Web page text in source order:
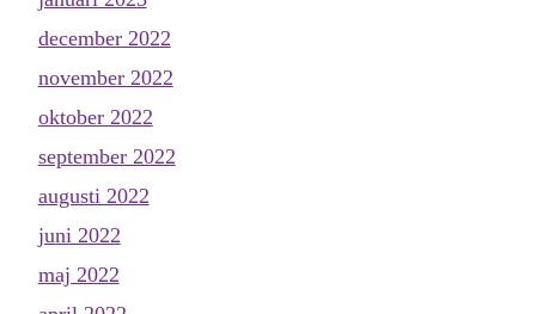
december 2022
november 2022
oktober 2022
september 2022
augusti 2022
juni 2022
maj 2022